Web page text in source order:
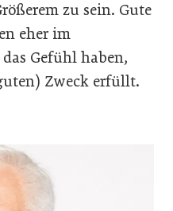
zu sein. Gute
eher im
Gefühl haben,
Zweck erfüllt.